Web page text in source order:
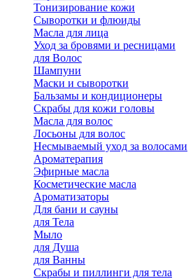
Тонизирование кожи
Сыворотки и флюиды
Масла для лица
Уход за бровями и ресницами
для Волос
Шампуни
Маски и сыворотки
Бальзамы и кондиционеры
Скрабы для кожи головы
Масла для волос
Лосьоны для волос
Несмываемый уход за волосами
Ароматерапия
Эфирные масла
Косметические масла
Ароматизаторы
Для бани и сауны
для Тела
Мыло
для Душа
для Ванны
Скрабы и пиллинги для тела